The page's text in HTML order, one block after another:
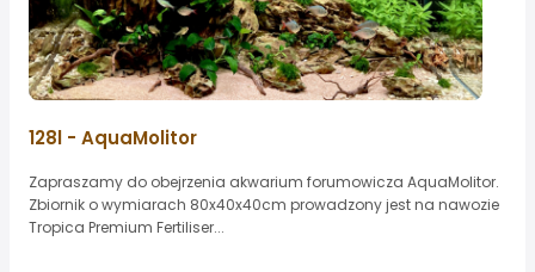
128l - AquaMolitor
Zapraszamy do obejrzenia akwarium forumowicza AquaMolitor.
Zbiornik o wymiarach 80x40x40cm prowadzony jest na nawozie
Tropica Premium Fertiliser...